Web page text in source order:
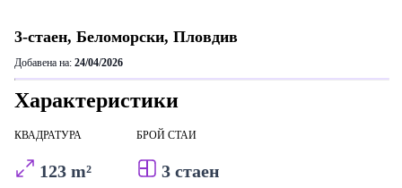
3-стаен, Беломорски, Пловдив
Добавена на: 24/04/2026
Характеристики
КВАДРАТУРА
123 m²
БРОЙ СТАИ
3 стаен